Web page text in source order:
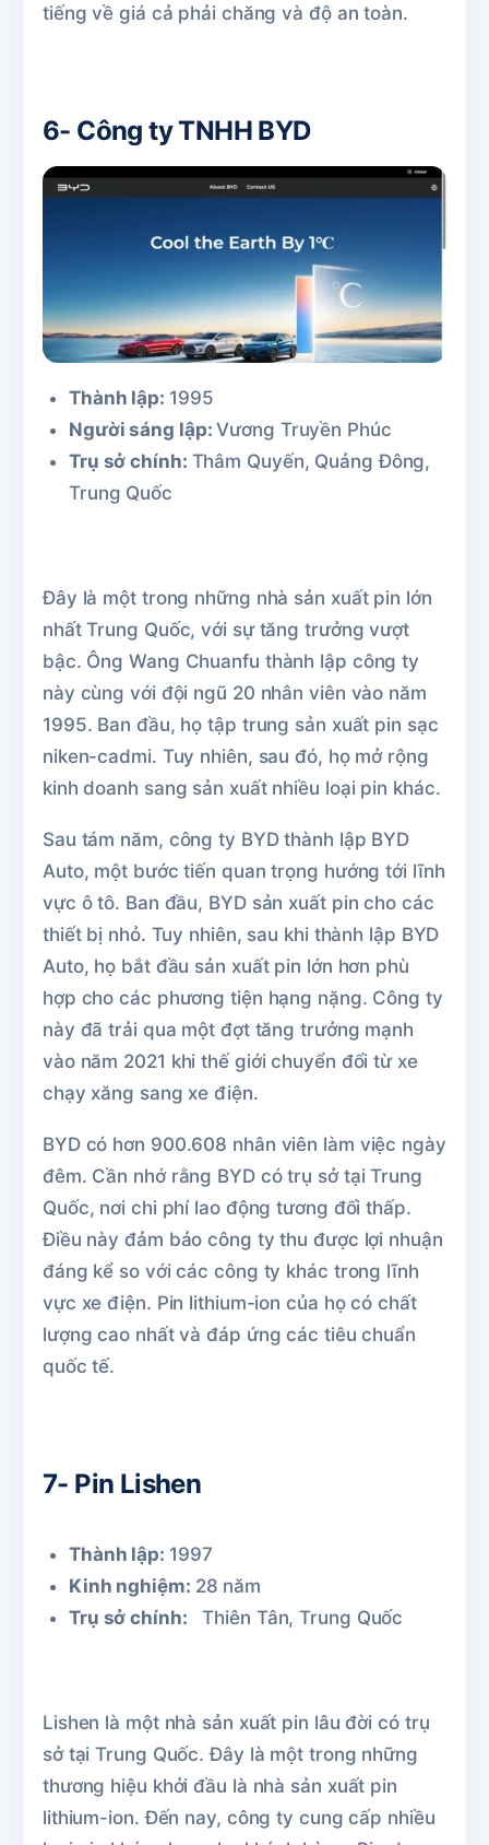
tiếng về giá cả phải chăng và độ an toàn.
6- Công ty TNHH BYD
Thành lập: 1995
Người sáng lập:Vương Truyền Phúc
Trụ sở chính: Thâm Quyến, Quảng Đông,
Trung Quốc
Đây là một trong những nhà sản xuất pin lớn
nhất Trung Quốc, với sự tăng trưởng vượt
bậc. Ông Wang Chuanfu thành lập công ty
này cùng với đội ngũ 20 nhân viên vào năm
1995. Ban đầu, họ tập trung sản xuất pin sạc
niken-cadmi. Tuy nhiên, sau đó, họ mở rộng
kinh doanh sang sản xuất nhiều loại pin khác.
Sau tám năm, công ty BYD thành lập BYD
Auto, một bước tiến quan trọng hướng tới lĩnh
vực ô tô. Ban đầu, BYD sản xuất pin cho các
thiết bị nhỏ. Tuy nhiên, sau khi thành lập BYD
Auto, họ bắt đầu sản xuất pin lớn hơn phù
hợp cho các phương tiện hạng nặng. Công ty
này đã trải qua một đợt tăng trưởng mạnh
vào năm 2021 khi thế giới chuyển đổi từ xe
chạy xăng sang xe điện.
BYD có hơn 900.608 nhân viên làm việc ngày
đêm. Cần nhớ rằng BYD có trụ sở tại Trung
Quốc, nơi chi phí lao động tương đối thấp.
Điều này đảm bảo công ty thu được lợi nhuận
đáng kể so với các công ty khác trong lĩnh
vực xe điện. Pin lithium-ion của họ có chất
lượng cao nhất và đáp ứng các tiêu chuẩn
quốc tế.
7- Pin Lishen
Thành lập: 1997
Kinh nghiệm: 28 năm
Trụ sở chính:
Thiên Tân, Trung Quốc
Lishen là một nhà sản xuất pin lâu đời có trụ
sở tại Trung Quốc. Đây là một trong những
thương hiệu khởi đầu là nhà sản xuất pin
lithium-ion. Đến nay, công ty cung cấp nhiều